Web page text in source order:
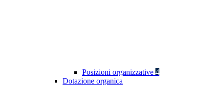
Posizioni organizzative 4
Dotazione organica